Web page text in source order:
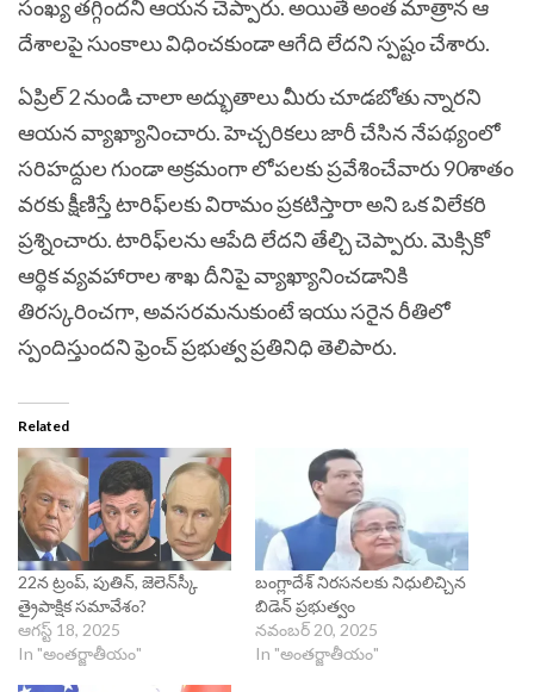
సంఖ్య తగ్గిందని ఆయన చెప్పారు. అయితే అంత మాత్రాన ఆ
దేశాలపై సుంకాలు విధించకుండా ఆగేది లేదని స్పష్టం చేశారు.
ఏప్రిల్‌ 2 నుండి చాలా అద్భుతాలు మీరు చూడబోతు న్నారని
ఆయన వ్యాఖ్యానించారు. హెచ్చరికలు జారీ చేసిన నేపథ్యంలో
సరిహద్దుల గుండా అక్రమంగా లోపలకు ప్రవేశించేవారు 90శాతం
వరకు క్షీణిస్తే టారిఫ్‌లకు విరామం ప్రకటిస్తారా అని ఒక విలేకరి
ప్రశ్నించారు. టారిఫ్‌లను ఆపేది లేదని తేల్చి చెప్పారు. మెక్సికో
ఆర్థిక వ్యవహారాల శాఖ దీనిపై వ్యాఖ్యానించడానికి
తిరస్కరించగా, అవసరమనుకుంటే ఇయు సరైన రీతిలో
స్పందిస్తుందని ఫ్రెంచ్‌ ప్రభుత్వ ప్రతినిధి తెలిపారు.
Related
22న ట్రంప్‌, పుతిన్, జెలెన్‌స్కీ
త్రైపాక్షిక సమావేశం?
ఆగస్ట్ 18, 2025
In "అంతర్జాతీయం"
బంగ్లాదేశ్ నిరసనలకు నిధులిచ్చిన
బిడెన్ ప్రభుత్వం
నవంబర్ 20, 2025
In "అంతర్జాతీయం"